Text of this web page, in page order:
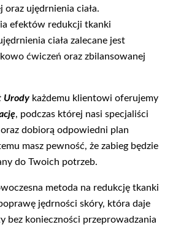
oraz ujędrnienia ciała.
efektów redukcji tkanki
ciała zalecane jest
ćwiczeń oraz zbilansowanej
Urody każdemu klientowi oferujemy
, podczas której nasi specjaliści
dobiorą odpowiedni plan
masz pewność, że zabieg będzie
do Twoich potrzeb.
metoda na redukcję tkanki
jędrności skóry, która daje
bez konieczności przeprowadzania